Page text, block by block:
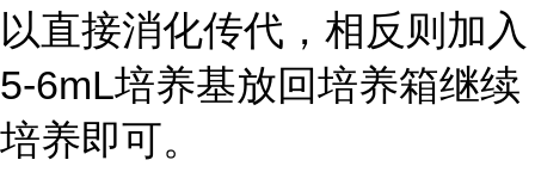
以直接消化传代，相反则加入
5-6mL培养基放回培养箱继续
培养即可。